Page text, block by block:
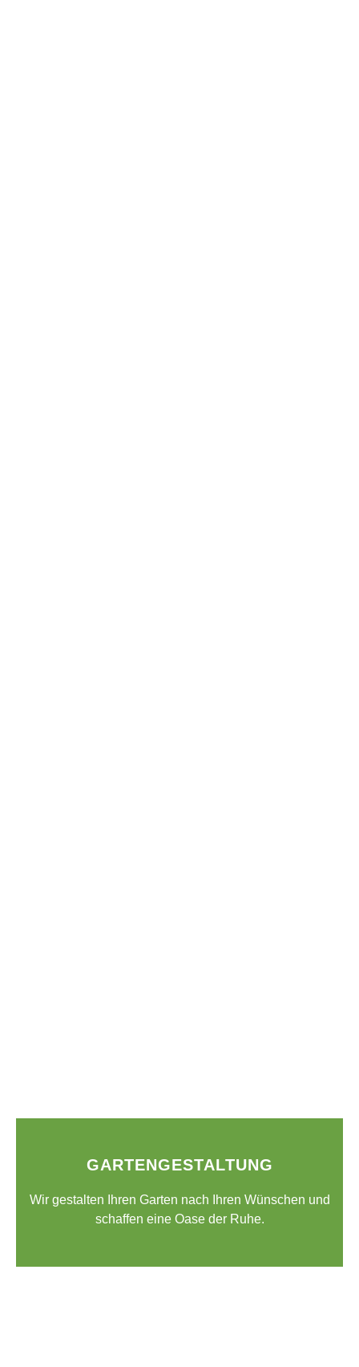
GARTENGESTALTUNG
Wir gestalten Ihren Garten nach Ihren Wünschen und
schaffen eine Oase der Ruhe.